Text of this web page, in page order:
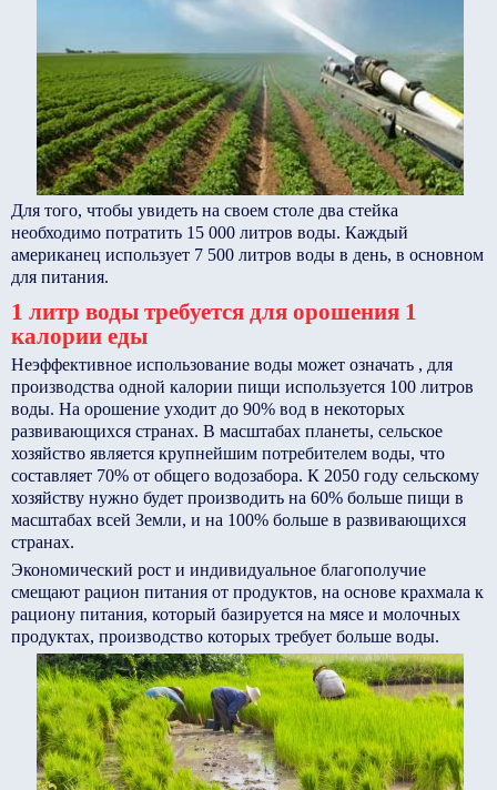
Для того, чтобы увидеть на своем столе два стейка
необходимо потратить 15 000 литров воды. Каждый
американец использует 7 500 литров воды в день, в основном
для питания.
1 литр воды требуется для орошения 1
калории еды
Неэффективное использование воды может означать , для
производства одной калории пищи используется 100 литров
воды. На орошение уходит до 90% вод в некоторых
развивающихся странах. В масштабах планеты, сельское
хозяйство является крупнейшим потребителем воды, что
составляет 70% от общего водозабора. К 2050 году сельскому
хозяйству нужно будет производить на 60% больше пищи в
масштабах всей Земли, и на 100% больше в развивающихся
странах.
Экономический рост и индивидуальное благополучие
смещают рацион питания от продуктов, на основе крахмала к
рациону питания, который базируется на мясе и молочных
продуктах, производство которых требует больше воды.